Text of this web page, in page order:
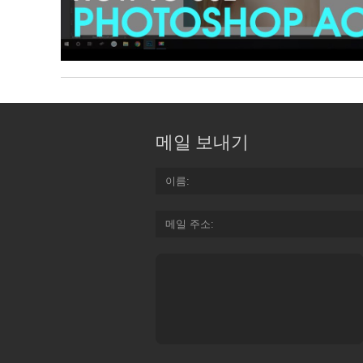
메일 보내기
이름
메일 주소